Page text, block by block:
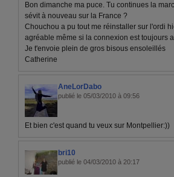
Bon dimanche ma puce. Tu continues la
sévit à nouveau sur la France ?
Chouchou a pu tout me réinstaller sur l'ordi
agréable même si la connexion est toujours
Je t'envoie plein de gros bisous ensoleillés
Catherine
AneLorDabo
publié le 05/03/2010 à 09:56
Et bien c'est quand tu veux sur Montpellier:))
bri10
publié le 04/03/2010 à 20:17